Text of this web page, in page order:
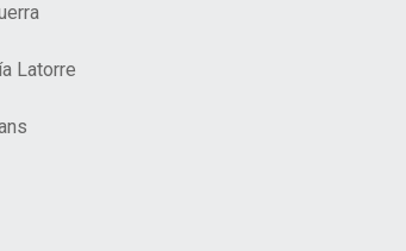
Latorre